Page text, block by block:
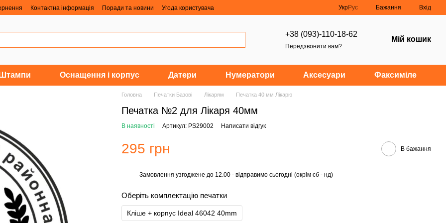
Контактна інформація Поради та новини
Угода користувача
УкрРус Бажання Вхід
+38 (093)-110-18-62
Передзвонити вам?
Мій кошик
Штампи Оснащення і корпус Датери Нумератори Аксесуари Факсиміле
Головна Печатки Базові Лікарям Печатка 40 мм Лікарю
Печатка №2 для Лікаря 40мм
В наявності Артикул: PS29002 Написати відгук
295 грн В бажання
Замовлення узгоджене до 12.00 - відправимо сьогодні (окрім сб - нд)
Оберіть комплектацію печатки
Кліше + корпус Ideal 46042 40mm